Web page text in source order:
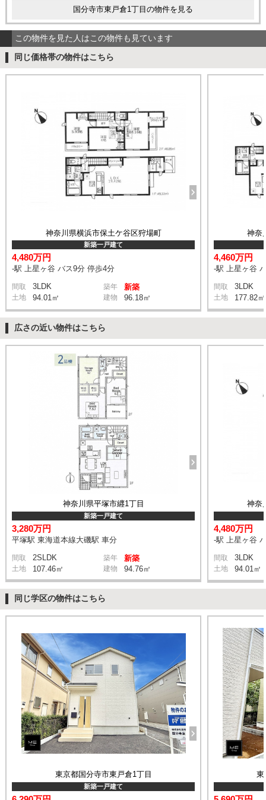
国分寺市東戸倉1丁目の物件を見る
この物件を見た人はこの物件も見ています
同じ価格帯の物件はこちら
神奈川県横浜市保土ケ谷区狩場町
新築一戸建て
4,480万円
-駅 上星ヶ谷 バス9分 停歩4分
間取 3LDK 築年 新築
土地 94.01㎡ 建物 96.18㎡
神奈
4,460万円
-駅 上星ヶ谷
間取 3LDK
土地 177.82㎡
広さの近い物件はこちら
神奈川県平塚市纒1丁目
新築一戸建て
3,280万円
平塚駅 東海道本線大磯駅 車分
間取 2SLDK 築年 新築
土地 107.46㎡ 建物 94.76㎡
神奈
4,480万円
-駅 上星ヶ谷
間取 3LDK
土地 94.01㎡
同じ学区の物件はこちら
東京都国分寺市東戸倉1丁目
新築一戸建て
東